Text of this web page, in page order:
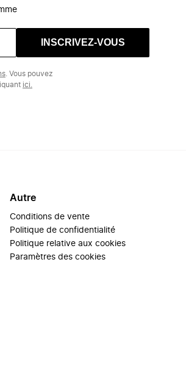
INSCRIVEZ-VOUS
. Vous pouvez
ici.
Autre
Conditions de vente
Politique de confidentialité
Politique relative aux cookies
Paramètres des cookies